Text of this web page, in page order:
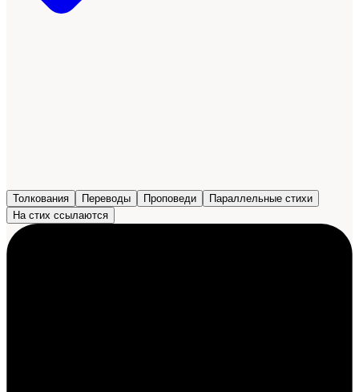
Толкования Переводы Проповеди
Параллельные стихи
На стих ссылаются